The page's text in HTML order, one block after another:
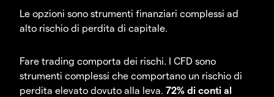
Le opzioni sono strumenti finanziari complessi ad
alto rischio di perdita di capitale.
Fare trading comporta dei rischi. I CFD sono
strumenti complessi che comportano un rischio di
perdita elevato dovuto alla leva. 72% di conti al